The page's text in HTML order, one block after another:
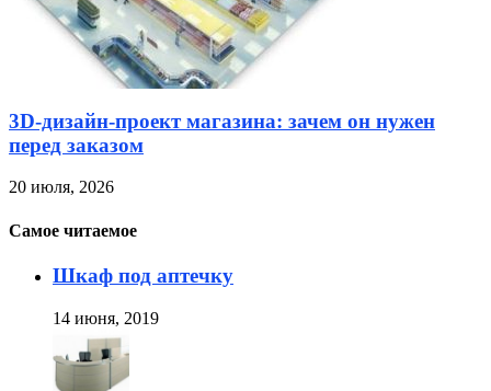
3D-дизайн-проект магазина: зачем он нужен
перед заказом
20 июля, 2026
Самое читаемое
Шкаф под аптечку
14 июня, 2019